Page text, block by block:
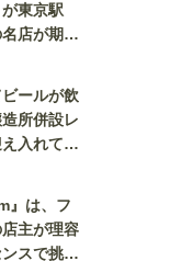
東京駅
店が期間
ールが飲
所併設レ
入れてく
』は、フ
主が理容
スで挑む